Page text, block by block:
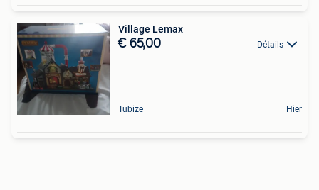
Village Lemax
€ 65,00 Détails
Tubize Hier